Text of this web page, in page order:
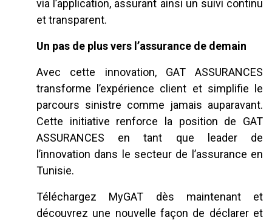
via l’application, assurant ainsi un suivi continu
et transparent.
Un pas de plus vers l’assurance de demain
Avec cette innovation, GAT ASSURANCES
transforme l’expérience client et simplifie le
parcours sinistre comme jamais auparavant.
Cette initiative renforce la position de GAT
ASSURANCES en tant que leader de
l’innovation dans le secteur de l’assurance en
Tunisie.
Téléchargez MyGAT dès maintenant et
découvrez une nouvelle façon de déclarer et